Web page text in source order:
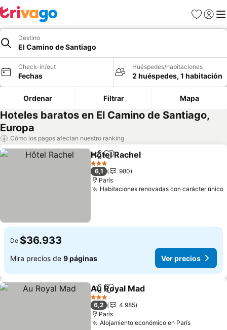
Favoritos
Iniciar
Destino
El Camino de Santiago
Check-in/out
Fechas
Huéspedes/habitaciones
2 huéspedes, 1 habitación
Ordenar Filtrar Mapa
Hoteles baratos en El Camino de Santiago,
Europa
Cómo los pagos afectan nuestro ranking
CompartirAgregar a favoritos
Hôtel Rachel
3 Estrellas
6,1
980
París
Habitaciones renovadas con carácter único
De $36.933
Mira precios de 9 páginas Ver precios
CompartirAgregar a favoritos
Au Royal Mad
3 Estrellas
6,2
4.985
París
Alojamiento económico en ParísVer